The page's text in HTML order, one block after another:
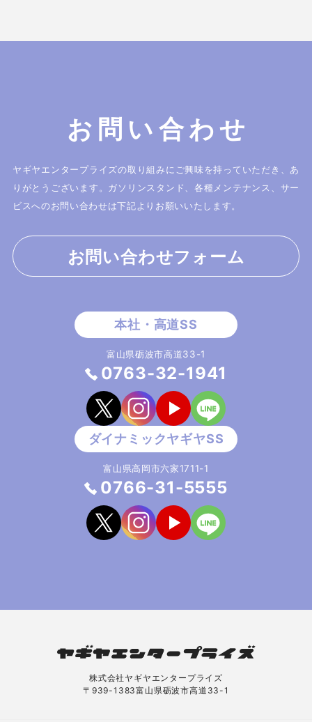
お問い合わせ
ヤギヤエンタープライズの取り組みにご興味を持っていただき、あ
りがとうございます。
ガソリンスタンド、各種メンテナンス、サー
ビスへのお問い合わせは下記よりお願いいたします。
お問い合わせフォーム
富山県砺波市高道33-1
0763-32-1941
富山県高岡市六家1711-1
0766-31-5555
株式会社ヤギヤエンタープライズ
〒939-1383富山県砺波市高道33-1